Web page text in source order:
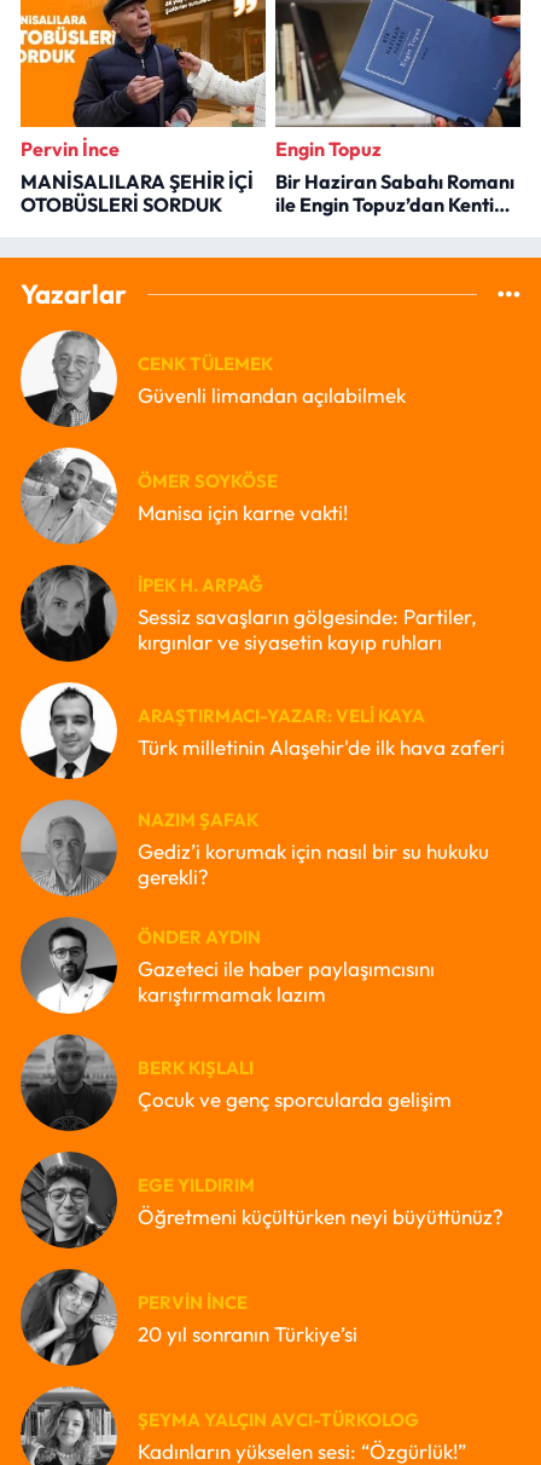
Pervin İnce
MANİSALILARA ŞEHİR İÇİ
OTOBÜSLERİ SORDUK
Engin Topuz
Bir Haziran Sabahı Romanı
ile Engin Topuz’dan Kenti
Yazarlar
CENK TÜLEMEK
Güvenli limandan açılabilmek
ÖMER SOYKÖSE
Manisa için karne vakti!
İPEK H. ARPAĞ
Sessiz savaşların gölgesinde: Partiler,
kırgınlar ve siyasetin kayıp ruhları
ARAŞTIRMACI-YAZAR: VELI KAYA
Türk milletinin Alaşehir'de ilk hava zaferi
NAZIM ŞAFAK
Gediz’i korumak için nasıl bir su hukuku
gerekli?
ÖNDER AYDIN
Gazeteci ile haber paylaşımcısını
karıştırmamak lazım
BERK KIŞLALI
Çocuk ve genç sporcularda gelişim
EGE YILDIRIM
Öğretmeni küçültürken neyi büyüttünüz?
PERVIN İNCE
20 yıl sonranın Türkiye’si
ŞEYMA YALÇIN AVCI-TÜRKOLOG
Kadınların yükselen sesi: “Özgürlük!”